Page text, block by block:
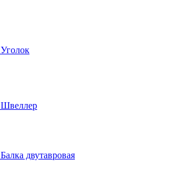
Уголок
Швеллер
Балка двутавровая